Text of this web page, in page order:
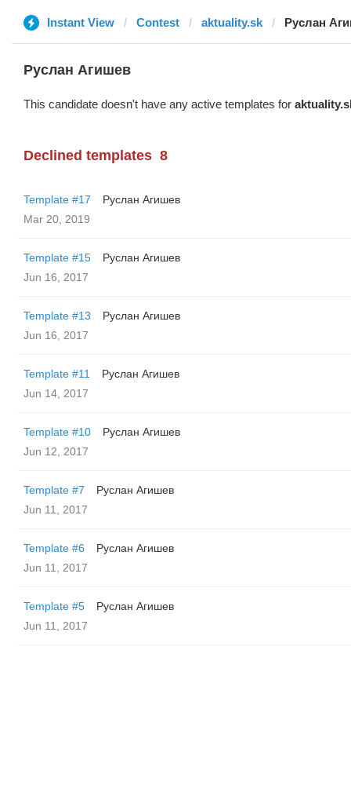
Instant View Contest aktuality.sk Руслан
Руслан Агишев
This candidate doesn't have any active templates for
Declined templates 8
Template #17
Руслан Агишев
Mar 20, 2019
Template #15
Руслан Агишев
Jun 16, 2017
Template #13
Руслан Агишев
Jun 16, 2017
Template #11
Руслан Агишев
Jun 14, 2017
Template #10
Руслан Агишев
Jun 12, 2017
Template #7
Руслан Агишев
Jun 11, 2017
Template #6
Руслан Агишев
Jun 11, 2017
Template #5
Руслан Агишев
Jun 11, 2017